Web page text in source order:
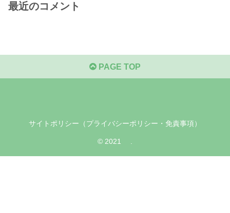
最近のコメント
PAGE TOP
サイトポリシー（プライバシーポリシー・免責事項）
© 2021 .